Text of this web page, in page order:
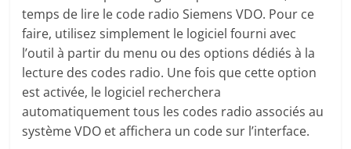
temps de lire le code radio Siemens VDO. Pour ce
faire, utilisez simplement le logiciel fourni avec
l’outil à partir du menu ou des options dédiés à la
lecture des codes radio. Une fois que cette option
est activée, le logiciel recherchera
automatiquement tous les codes radio associés au
système VDO et affichera un code sur l’interface.